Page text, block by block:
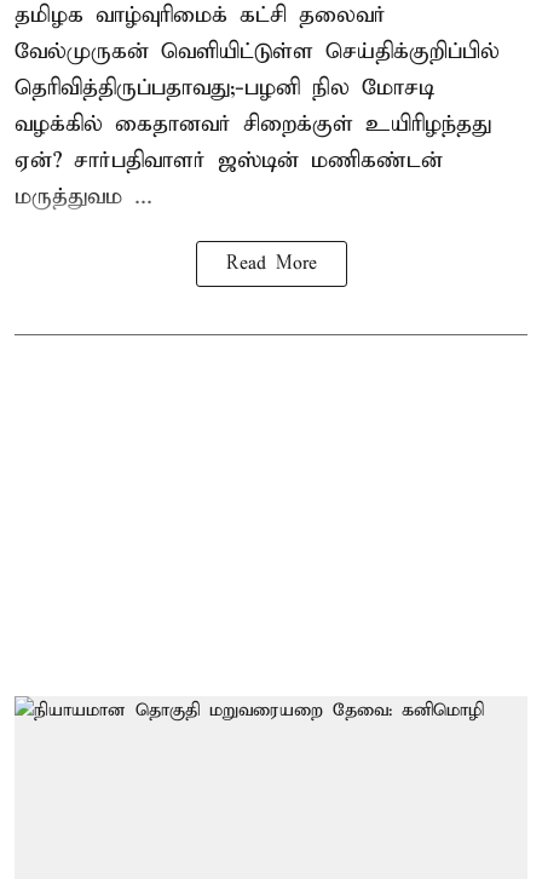
தமிழக வாழ்வுரிமைக் கட்சி தலைவர்
வேல்முருகன் வெளியிட்டுள்ள செய்திக்குறிப்பில்
தெரிவித்திருப்பதாவது;-பழனி நில மோசடி
வழக்கில் கைதானவர் சிறைக்குள் உயிரிழந்தது
ஏன்? சார்பதிவாளர் ஜஸ்டின் மணிகண்டன்
மருத்துவம ...
Read More